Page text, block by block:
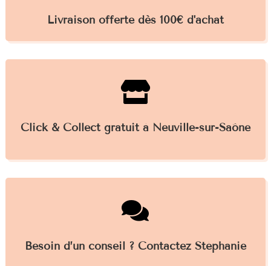
Livraison offerte dès 100€ d'achat

Click & Collect gratuit à Neuville-sur-Saône

Besoin d’un conseil ? Contactez Stéphanie